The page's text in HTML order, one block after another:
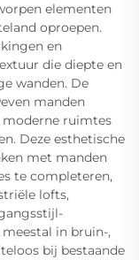
elementen
oproepen.
en
die diepte en
wanden. De
manden
ruimtes
Deze esthetische
met manden
te completeren,
lofts,
in bruin-,
bij bestaande